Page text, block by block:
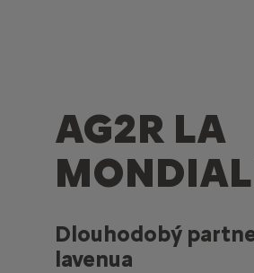
AG2R LA
Dlouhodobý
lavenua